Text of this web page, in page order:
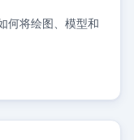
何将绘图、模型和